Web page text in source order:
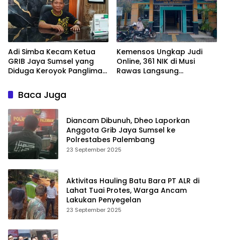
Adi Simba Kecam Ketua
GRIB Jaya Sumsel yang
Diduga Keroyok Panglima
Kemensos Ungkap Judi
Online, 361 NIK di Musi
Rawas Langsung
Baca Juga
Diancam Dibunuh, Dheo Laporkan
Anggota Grib Jaya Sumsel ke
Polrestabes Palembang
23 September 2025
Aktivitas Hauling Batu Bara PT ALR di
Lahat Tuai Protes, Warga Ancam
Lakukan Penyegelan
23 September 2025